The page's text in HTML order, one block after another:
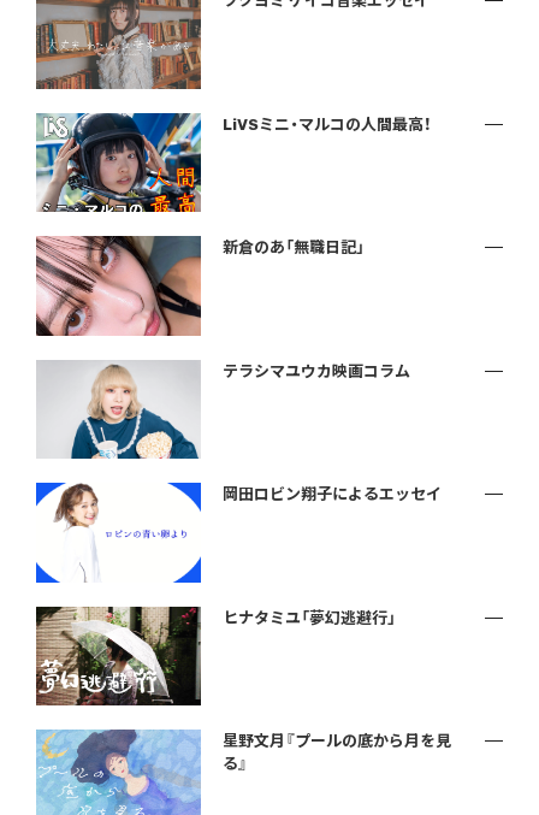
LiVSミニ・マルコの人間最高！
新倉のあ「無職日記」
テラシマユウカ映画コラム
岡田ロビン翔子によるエッセイ
ヒナタミユ「夢幻逃避行」
星野文月『プールの底から月を見
る』